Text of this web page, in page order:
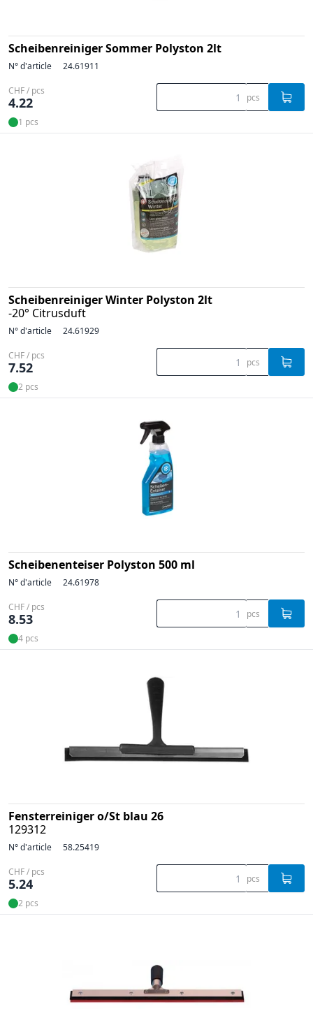
Scheibenreiniger Sommer Polyston 2lt
N° d'article 24.61911
CHF / pcs
4.22 pcs
1 pcs
Scheibenreiniger Winter Polyston 2lt
-20° Citrusduft
N° d'article 24.61929
CHF / pcs
7.52 pcs
2 pcs
Scheibenenteiser Polyston 500 ml
N° d'article 24.61978
CHF / pcs
8.53 pcs
4 pcs
Fensterreiniger o/St blau 26
129312
N° d'article 58.25419
CHF / pcs
5.24 pcs
2 pcs